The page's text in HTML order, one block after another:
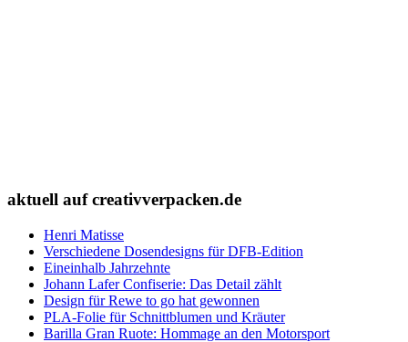
aktuell auf creativverpacken.de
Henri Matisse
Verschiedene Dosendesigns für DFB-Edition
Eineinhalb Jahrzehnte
Johann Lafer Confiserie: Das Detail zählt
Design für Rewe to go hat gewonnen
PLA-Folie für Schnittblumen und Kräuter
Barilla Gran Ruote: Hommage an den Motorsport